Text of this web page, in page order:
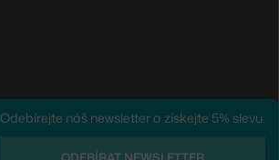
Odebírejte náš newsletter a získejte 5% slevu.